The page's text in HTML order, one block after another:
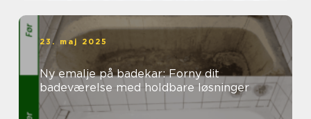
23. maj 2025
Ny emalje på badekar: Forny dit
badeværelse med holdbare løsninger